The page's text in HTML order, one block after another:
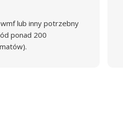
lub inny potrzebny
ponad 200